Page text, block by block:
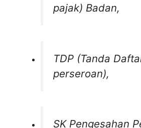
pajak) Badan,
TDP (Tanda
perseroan),
SK Pengesahan